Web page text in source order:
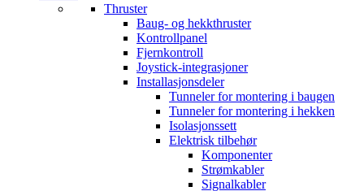
Thruster
Baug- og hekkthruster
Kontrollpanel
Fjernkontroll
Joystick-integrasjoner
Installasjonsdeler
Tunneler for montering i baugen
Tunneler for montering i hekken
Isolasjonssett
Elektrisk tilbehør
Komponenter
Strømkabler
Signalkabler